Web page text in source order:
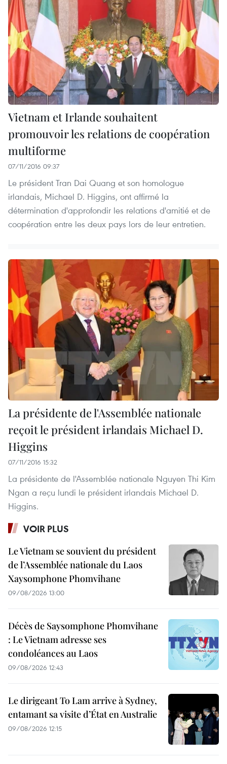
Vietnam et Irlande souhaitent
promouvoir les relations de coopération
multiforme
07/11/2016 09:37
Le président Tran Dai Quang et son homologue
irlandais, Michael D. Higgins, ont affirmé la
détermination d'approfondir les relations d'amitié et de
coopération entre les deux pays lors de leur entretien.
La présidente de l'Assemblée nationale
reçoit le président irlandais Michael D.
Higgins
07/11/2016 15:32
La présidente de l'Assemblée nationale Nguyen Thi Kim
Ngan a reçu lundi le président irlandais Michael D.
Higgins.
VOIR PLUS
Le Vietnam se souvient du président
de l’Assemblée nationale du Laos
Xaysomphone Phomvihane
09/08/2026 13:00
Décès de Saysomphone Phomvihane
: Le Vietnam adresse ses
condoléances au Laos
09/08/2026 12:43
Le dirigeant To Lam arrive à Sydney,
entamant sa visite d’État en Australie
09/08/2026 12:15